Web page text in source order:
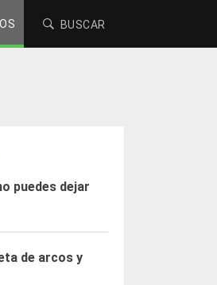
puedes dejar
de arcos y